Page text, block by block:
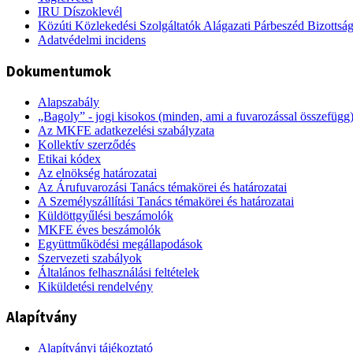
IRU Díszoklevél
Közúti Közlekedési Szolgáltatók Alágazati Párbeszéd
Adatvédelmi incidens
Dokumentumok
Alapszabály
„Bagoly” - jogi kisokos (minden, ami a fuvarozással összefügg)
Az MKFE adatkezelési szabályzata
Kollektív szerződés
Etikai kódex
Az elnökség határozatai
Az Árufuvarozási Tanács témakörei és határozatai
A Személyszállítási Tanács témakörei és határozatai
Küldöttgyűlési beszámolók
MKFE éves beszámolók
Együttműködési megállapodások
Szervezeti szabályok
Általános felhasználási feltételek
Kiküldetési rendelvény
Alapítvány
Alapítványi tájékoztató